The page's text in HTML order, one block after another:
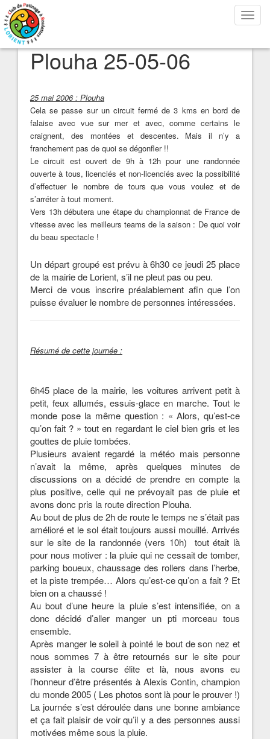
la
Plouha 25-05-06
25 mai 2006 : Plouha
Cela se passe sur un circuit fermé de 3 kms en bord de
falaise avec vue sur mer et avec, comme certains le
craignent, des montées et descentes. Mais il n’y a
franchement pas de quoi se dégonfler !!
Le circuit est ouvert de 9h à 12h pour une randonnée
ouverte à tous, licenciés et non-licenciés avec la possibilité
d’effectuer le nombre de tours que vous voulez et de
s’arréter à tout moment.
Vers 13h débutera une étape du championnat de France de
vitesse avec les meilleurs teams de la saison : De quoi voir
du beau spectacle !
Un départ groupé est prévu à 6h30 ce jeudi 25 place
de la mairie de Lorient, s’il ne pleut pas ou peu.
Merci de vous inscrire préalablement afin que l’on
puisse évaluer le nombre de personnes intéressées.
Résumé de cette journée :
6h45 place de la mairie, les voitures arrivent petit à
petit, feux allumés, essuis-glace en marche. Tout le
monde pose la même question : « Alors, qu’est-ce
qu’on fait ? » tout en regardant le ciel bien gris et les
gouttes de pluie tombées.
Plusieurs avaient regardé la météo mais personne
n’avait la même, après quelques minutes de
discussions on a décidé de prendre en compte la
plus positive, celle qui ne prévoyait pas de pluie et
avons donc pris la route direction Plouha.
Au bout de plus de 2h de route le temps ne s’était pas
amélioré et le sol était toujours aussi mouillé. Arrivés
sur le site de la randonnée (vers 10h) tout était là
pour nous motiver : la pluie qui ne cessait de tomber,
parking boueux, chaussage des rollers dans l’herbe,
et la piste trempée… Alors qu’est-ce qu’on a fait ? Et
bien on a chaussé !
Au bout d’une heure la pluie s’est intensifiée, on a
donc décidé d’aller manger un pti morceau tous
ensemble.
Après manger le soleil à pointé le bout de son nez et
nous sommes 7 à être retournés sur le site pour
assister à la course élite et là, nous avons eu
l’honneur d’être présentés à Alexis Contin, champion
du monde 2005 ( Les photos sont là pour le prouver !)
La journée s’est déroulée dans une bonne ambiance
et ça fait plaisir de voir qu’il y a des personnes aussi
motivées même sous la pluie.